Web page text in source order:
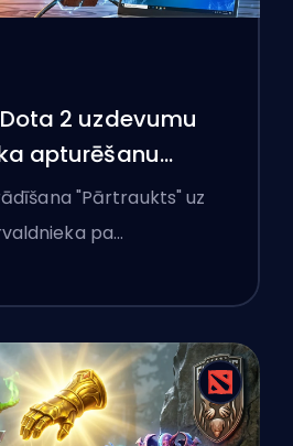
2 uzdevumu
apturēšanu
"Pārtraukts" uz
pa…